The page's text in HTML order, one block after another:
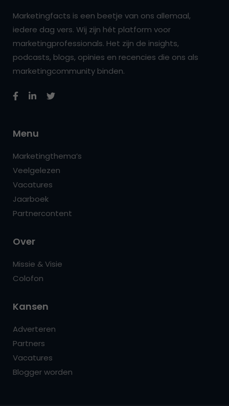
Marketingfacts is een beetje van ons allemaal,
iedere dag vers. Wij zijn hét platform voor
marketingprofessionals. Het zijn de insights,
podcasts, blogs, opinies en recencies die ons als
marketingcommunity binden.
Menu
Marketingthema’s
Veelgelezen
Vacatures
Jaarboek
Partnercontent
Over
Missie & Visie
Colofon
Kansen
Adverteren
Partners
Vacatures
Blogger worden